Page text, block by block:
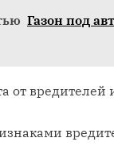
Газон под
от вредителей